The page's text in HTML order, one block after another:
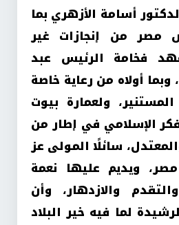
أسامة الأزهري بما
مصر من إنجازات غير
فخامة الرئيس عبد
أولاه من رعاية خاصة
ولعمارة بيوت
الإسلامي في إطار من
سائلًا المولى عز
ويديم عليها نعمة
والازدهار، وأن
لما فيه خير البلاد